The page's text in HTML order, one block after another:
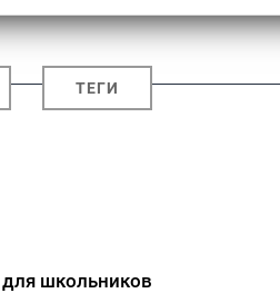
ТЕГИ
школьников